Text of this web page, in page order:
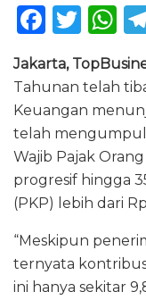
F
c
e
b
o
o
k
T
w
it
te
r
h
a
ts
A
p
p
Jakarta,
Tahunan telah
Keuangan
telah
Wajib Pajak
progresif hingga
(PKP) lebih dari
“Meskipun
ternyata
ini hanya sekitar